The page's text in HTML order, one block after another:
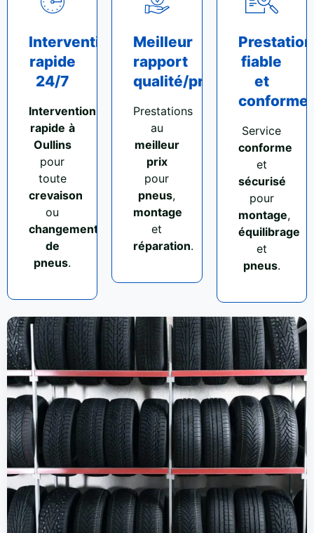
Intervention
rapide
24/7
Intervention
rapide à
Oullins
pour
toute
crevaison
ou
changement
de
pneus.
Meilleur
rapport
qualité/prix
Prestations
au
meilleur
prix
pour
pneus,
montage
et
réparation.
Prestation
fiable
et
conforme
Service
conforme
et
sécurisé
pour
montage,
équilibrage
et
pneus.